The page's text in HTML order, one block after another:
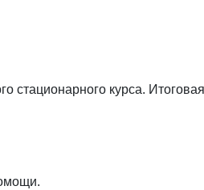
стационарного курса.